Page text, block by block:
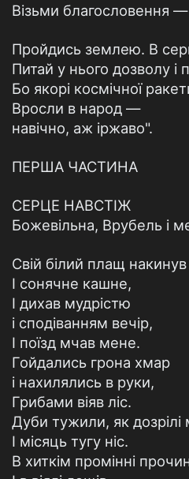
Візьми благословення —
Пройдись землею. В
Питай у нього дозволу і
Бо якорі космічної
Вросли в народ —
навічно, аж іржаво".
ПЕРША ЧАСТИНА
СЕРЦЕ НАВСТІЖ
Божевільна, Врубель і
Свій білий плащ
І сонячне кашне,
І дихав мудрістю
і сподіванням вечір,
І поїзд мчав мене.
Гойдались грона хмар
і нахилялись в руки,
Грибами віяв ліс.
Дуби тужили, як дозрілі
І місяць тугу ніс.
В хиткім промінні